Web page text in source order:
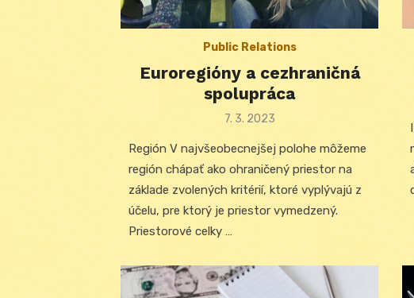
Public Relations
Euroregióny a cezhraničná
spolupráca
Posted
7. 3. 2023
Región V najvšeobecnejšej polohe môžeme
región chápať ako ohraničený priestor na
základe zvolených kritérií, ktoré vyplývajú z
účelu, pre ktorý je priestor vymedzený.
Priestorové celky …